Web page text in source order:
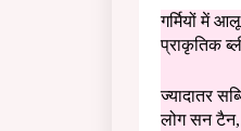
गर्मियों में
प्राकृतिक
ज्यादातर
लोग सन टैन,